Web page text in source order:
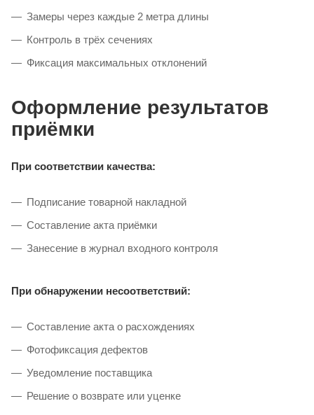
Замеры через каждые 2 метра длины
Контроль в трёх сечениях
Фиксация максимальных отклонений
Оформление результатов
приёмки
При соответствии качества:
Подписание товарной накладной
Составление акта приёмки
Занесение в журнал входного контроля
При обнаружении несоответствий:
Составление акта о расхождениях
Фотофиксация дефектов
Уведомление поставщика
Решение о возврате или уценке